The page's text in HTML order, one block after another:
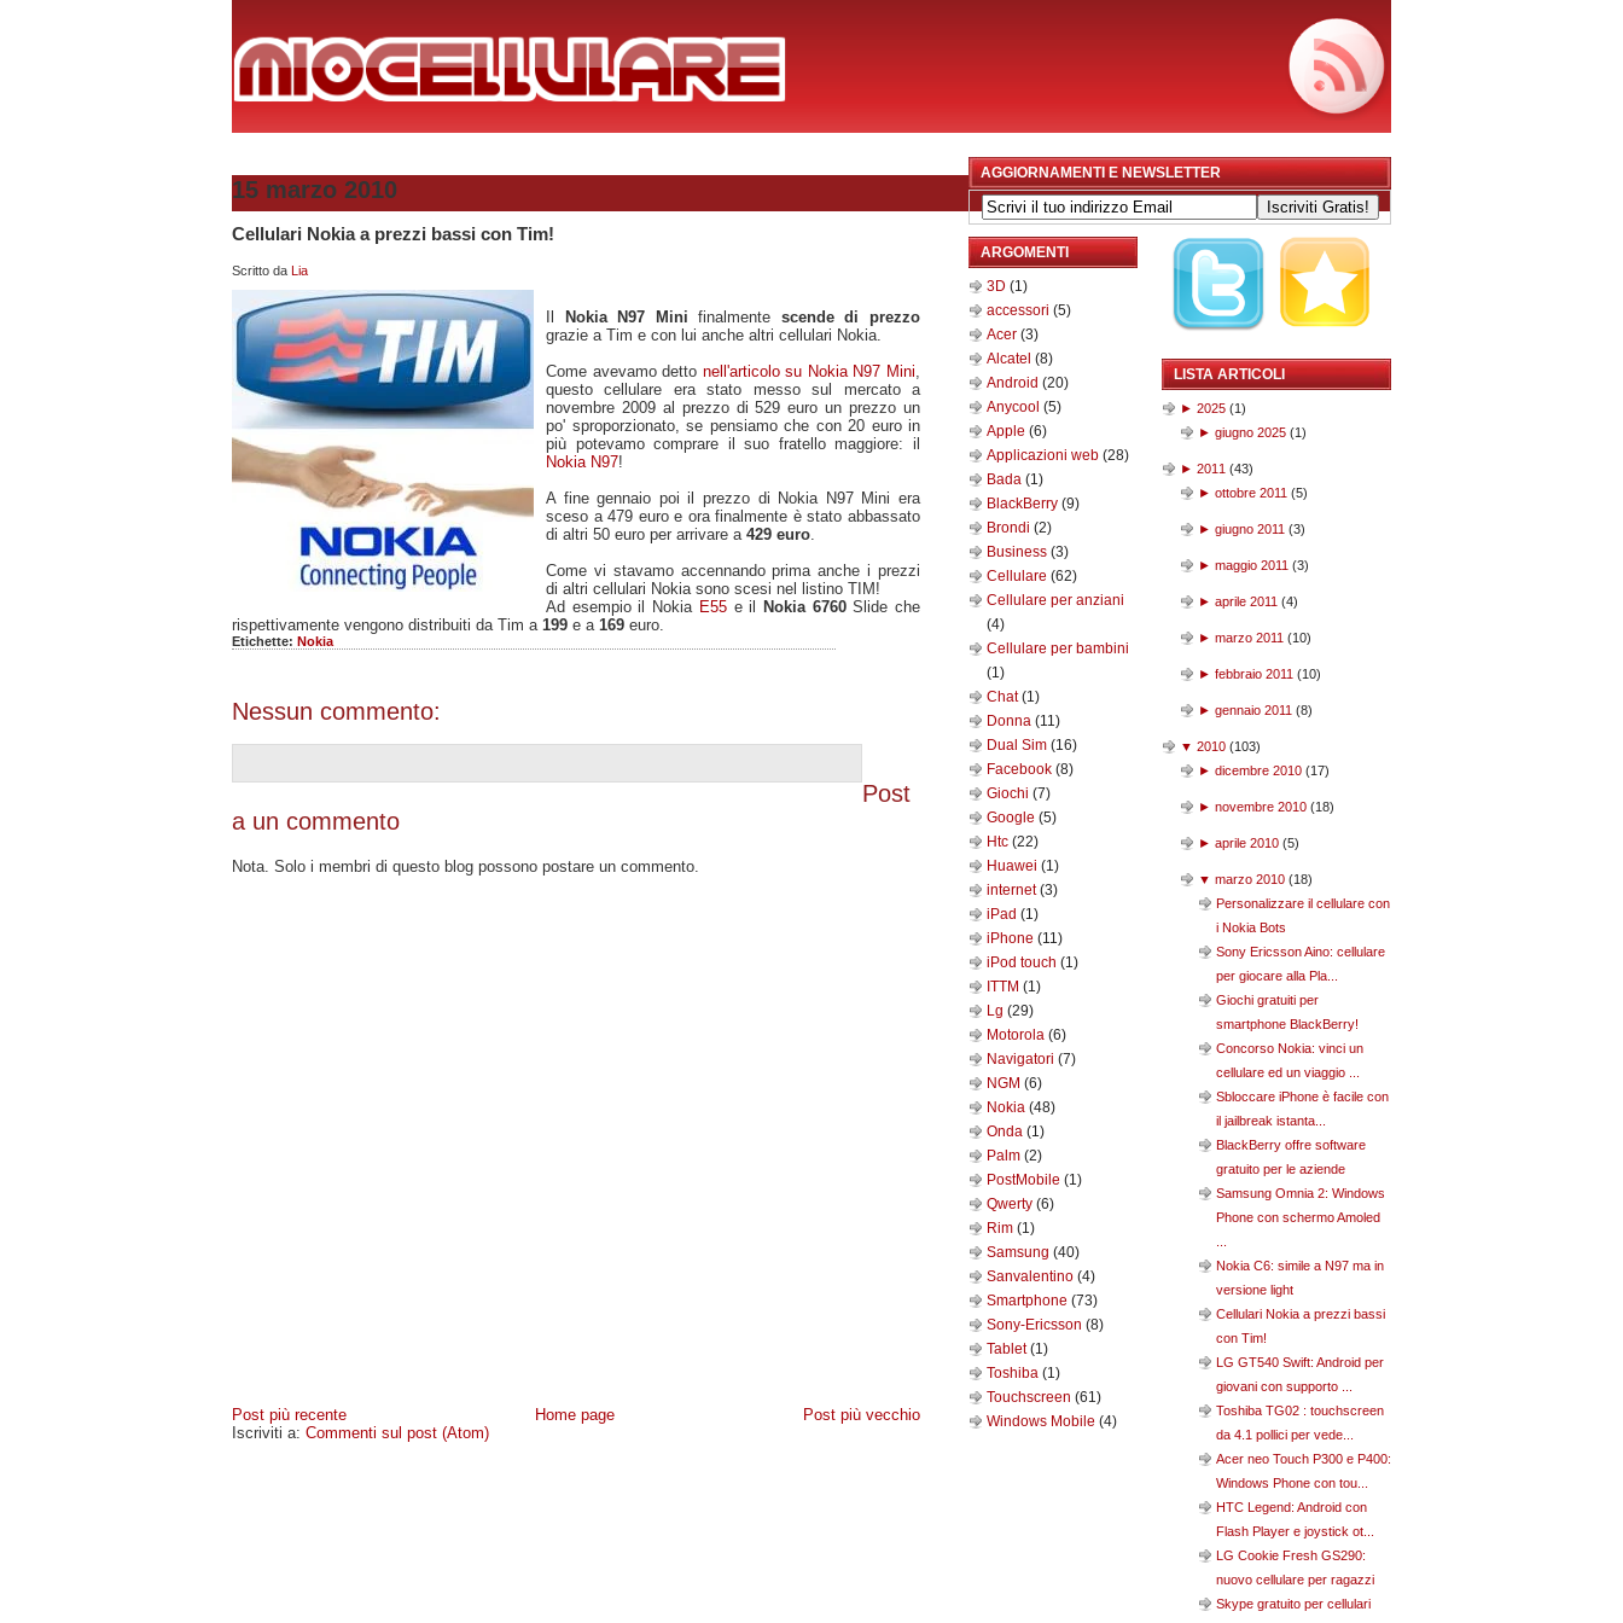
15 marzo 2010
Cellulari Nokia a prezzi bassi con Tim!
Scritto da Lia
Il Nokia N97 Minifinalmente scende di prezzo
grazie a Tim e con lui anche altri cellulari Nokia.
Come avevamo detto nell'articolo su Nokia N97 Mini
questo cellulare era stato messo sul mercato a
novembre 2009 al prezzo di 529 euro un prezzo un
po' sproporzionato, se pensiamo che con 20 euro in
più potevamo comprare il suo fratello maggiore: il
Nokia N97!
A fine gennaio poi il prezzo di Nokia N97 Mini era
sceso a 479 euro e ora finalmente è stato abbassato
di altri 50 euro per arrivare a 429 euro
Come vi stavamo accennando prima anche i prezzi
di altri cellulari Nokia sono scesi nel listino TIM!
Ad esempio il Nokia E55 e il Nokia 6760Slide che
rispettivamente vengono distribuiti da Tim a 199 e a 169 euro.
Etichette: Nokia
Nessun commento:
Post
a un commento
Nota. Solo i membri di questo blog possono postare un commento.
Post più recente Post più vecchio
Home page
Iscriviti a: Commenti sul post (Atom)
AGGIORNAMENTI E NEWSLETTER
ARGOMENTI
3D (1)
accessori (5)
Acer (3)
Alcatel (8)
Android (20)
Anycool (5)
Apple (6)
Applicazioni web (28)
Bada (1)
BlackBerry (9)
Brondi (2)
Business (3)
Cellulare (62)
Cellulare per anziani
(4)
Cellulare per bambini
(1)
Chat(1)
Donna (11)
Dual Sim (16)
Facebook (8)
Giochi (7)
Google (5)
Htc (22)
Huawei (1)
internet(3)
iPad (1)
iPhone (11)
iPod touch (1)
ITTM (1)
Lg (29)
Motorola (6)
Navigatori (7)
NGM (6)
Nokia (48)
Onda (1)
Palm (2)
PostMobile (1)
Qwerty (6)
Rim (1)
Samsung (40)
Sanvalentino (4)
Smartphone (73)
Sony-Ericsson (8)
Tablet(1)
Toshiba (1)
Touchscreen (61)
Windows Mobile (4)
LISTA ARTICOLI
► 2025 (1)
► giugno 2025 (1)
► 2011 (43)
► ottobre 2011 (5)
► giugno 2011 (3)
► maggio 2011 (3)
► aprile 2011 (4)
► marzo 2011 (10)
► febbraio 2011 (10)
► gennaio 2011 (8)
▼ 2010 (103)
► dicembre 2010 (17)
► novembre 2010 (18)
► aprile 2010 (5)
▼ marzo 2010 (18)
Personalizzare il cellulare con
i Nokia Bots
Sony Ericsson Aino: cellulare
per giocare alla Pla...
Giochi gratuiti per
smartphone BlackBerry!
Concorso Nokia: vinci un
cellulare ed un viaggio ...
Sbloccare iPhone è facile con
il jailbreak istanta...
BlackBerry offre software
gratuito per le aziende
Samsung Omnia 2: Windows
Phone con schermo Amoled
Nokia C6: simile a N97 ma in
versione light
Cellulari Nokia a prezzi bassi
con Tim!
LG GT540 Swift: Android per
giovani con supporto ...
Toshiba TG02 : touchscreen
da 4.1 pollici per vede...
Acer neo Touch P300 e P400:
Windows Phone con tou...
HTC Legend: Android con
Flash Player e joystick ot...
LG Cookie Fresh GS290:
nuovo cellulare per ragazzi
Skype gratuito per cellulari